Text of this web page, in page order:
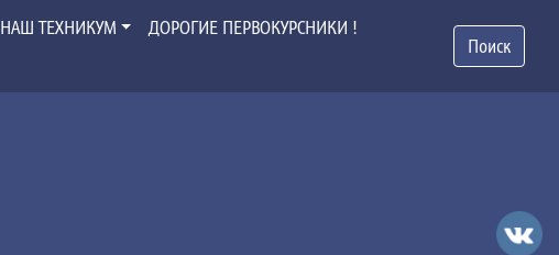
НАШ ТЕХНИКУМ
ДОРОГИЕ ПЕРВОКУРСНИКИ !
Поиск